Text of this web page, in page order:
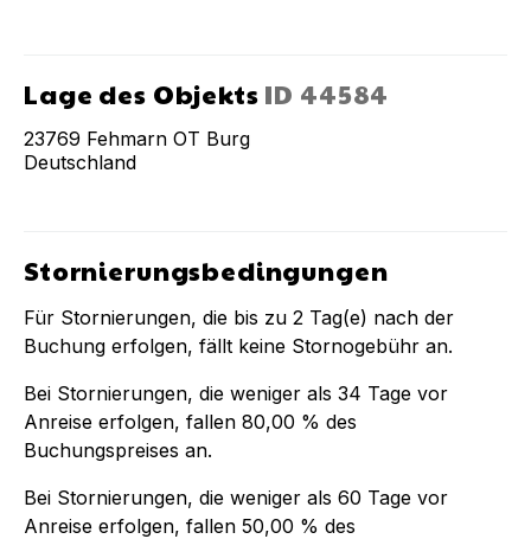
Lage des Objekts ID 44584
23769 Fehmarn OT Burg
Deutschland
Stornierungsbedingungen
Für Stornierungen, die bis zu 2 Tag(e) nach der
Buchung erfolgen, fällt keine Stornogebühr an.
Bei Stornierungen, die weniger als 34 Tage vor
Anreise erfolgen, fallen 80,00 % des
Buchungspreises an.
Bei Stornierungen, die weniger als 60 Tage vor
Anreise erfolgen, fallen 50,00 % des